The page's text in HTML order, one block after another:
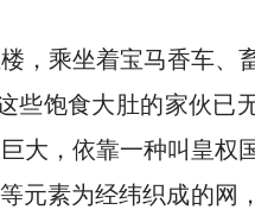
，乘坐着宝马香车、
些饱食大肚的家伙已
大，依靠一种叫皇权
元素为经纬织成的网